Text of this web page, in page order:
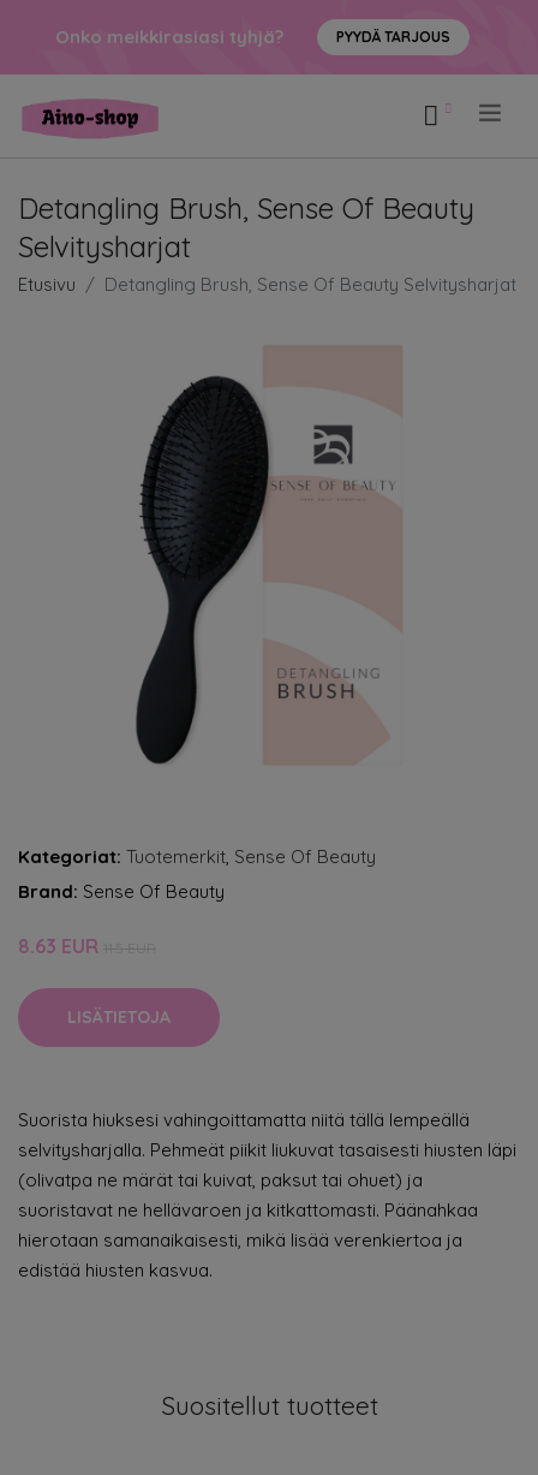
Onko meikkirasiasi tyhjä? PYYDÄ TARJOUS
Detangling Brush, Sense Of Beauty
Selvitysharjat
Etusivu Detangling Brush, Sense Of Beauty Selvitysharjat
Kategoriat: Tuotemerkit, Sense Of Beauty
Brand: Sense Of Beauty
8.63 EUR
LISÄTIETOJA
Suorista hiuksesi vahingoittamatta niitä tällä lempeällä
selvitysharjalla. Pehmeät piikit liukuvat tasaisesti hiusten läpi
(olivatpa ne märät tai kuivat, paksut tai ohuet) ja
suoristavat ne hellävaroen ja kitkattomasti. Päänahkaa
hierotaan samanaikaisesti, mikä lisää verenkiertoa ja
edistää hiusten kasvua.
Suositellut tuotteet